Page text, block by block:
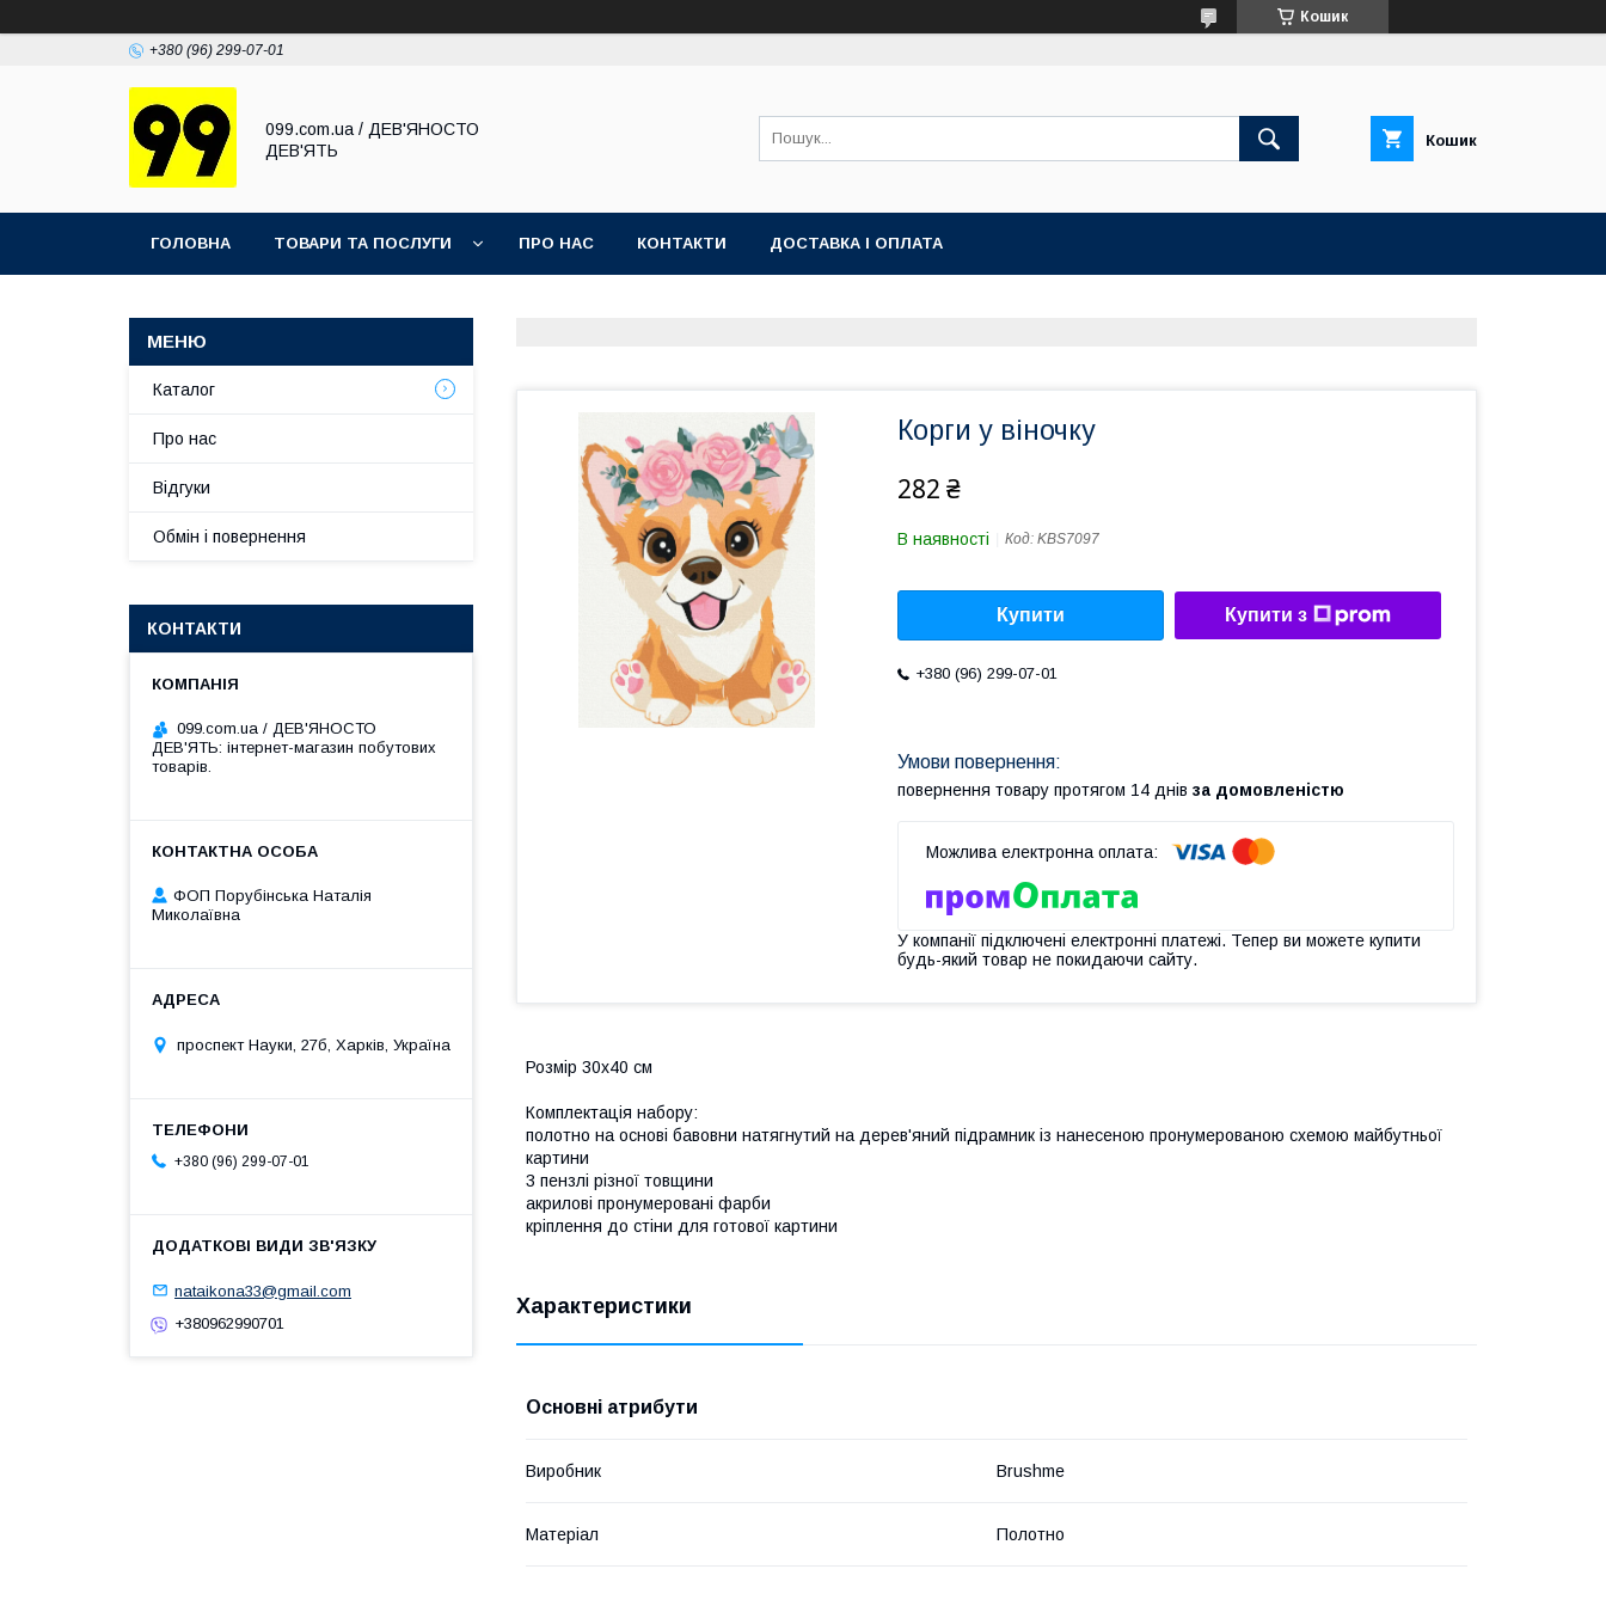
Кошик
+380 (96) 299-07-01
099.com.ua / ДЕВ'ЯНОСТО
ДЕВ'ЯТЬ
Кошик
ГОЛОВНА ТОВАРИ ТА ПОСЛУГИ ПРО НАС КОНТАКТИ ДОСТАВКА І ОПЛАТА
Корги у віночку
282 ₴
В наявності Код: KBS7097
Купити Купити з
+380 (96) 299-07-01
повернення товару протягом 14 днів за домовленістю
У компанії підключені електронні платежі. Тепер ви можете купити
будь-який товар не покидаючи сайту.
Розмір 30x40 см
Комплектація набору:
полотно на основі бавовни натягнутий на дерев'яний підрамник із нанесеною пронумерованою схемою майбутньої
картини
3 пензлі різної товщини
акрилові пронумеровані фарби
кріплення до стіни для готової картини
Характеристики
Основні атрибути
Виробник Brushme
Матеріал Полотно
Каталог
Про нас
Відгуки
Обмін і повернення
КОНТАКТИ
099.com.ua / ДЕВ'ЯНОСТО
ДЕВ'ЯТЬ: інтернет-магазин побутових
товарів.
ФОП Порубінська Наталія
Миколаївна
проспект Науки, 27б, Харків, Україна
+380 (96) 299-07-01
nataikona33@gmail.com
+380962990701